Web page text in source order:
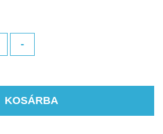
-
KOSÁRBA